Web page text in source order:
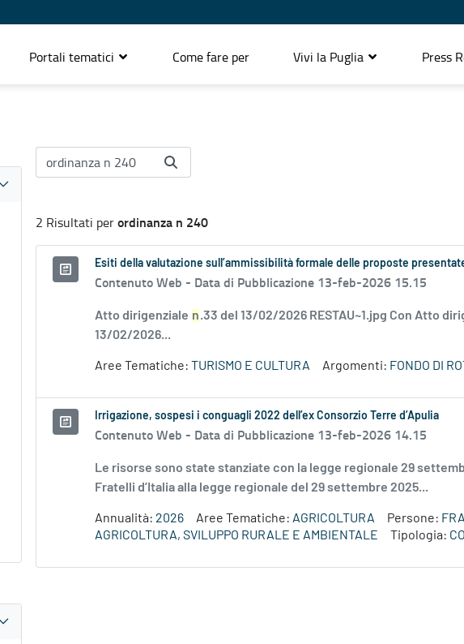
Portali tematici Come fare per Vivi la Puglia Press
2 Risultati perordinanza n 240
Esiti della valutazione sull’ammissibilità formale delle proposte
Contenuto Web - Data di Pubblicazione 13-feb-2026 15.15
Atto dirigenziale n.33 del 13/02/2026 RESTAU~1.jpg Con Atto
13/02/2026...
Aree Tematiche: TURISMO E CULTURA Argomenti: FONDO DI
Irrigazione, sospesi i conguagli 2022 dell’ex Consorzio Terre d’Apulia
Contenuto Web - Data di Pubblicazione 13-feb-2026 14.15
Le risorse sono state stanziate con la legge regionale 29
Fratelli d’Italia alla legge regionale del 29 settembre 2025...
Annualità: 2026 Aree Tematiche: AGRICOLTURA Persone:
AGRICOLTURA, SVILUPPO RURALE E AMBIENTALE
Tipologia: